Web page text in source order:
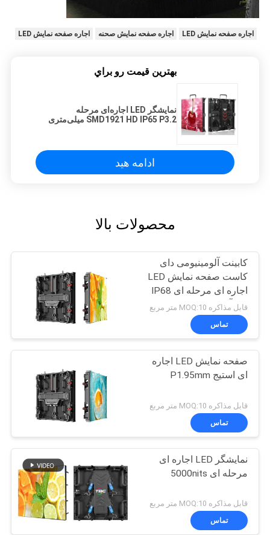
اجاره صفحه نمایش LED اجاره صفحه نمایش صحنه اجاره صفحه نمایش LED
بهترين قيمت رو براي
نمایشگر LED اجاره‌ای مرحله
SMD1921 HD IP65 P3.2 میلی‌متری
ادامه هید
محصولات بالا
کابینت آلومینیومی دای
کاست صفحه نمایش LED
اجاره ای مرحله ای IP68
ضد آب
قابل مذاکره MOQ:10 متر مربع
تماس
صفحه نمایش LED اجاره
ای استیج P1.95mm
قابل مذاکره MOQ:10 متر مربع
تماس
نمایشگر LED اجاره ای
مرحله ای 5000nits
قابل مذاکره MOQ:10 متر مربع
تماس